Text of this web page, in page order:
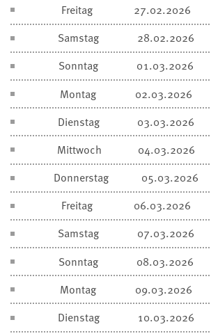
Freitag
27.02.2026
Samstag
28.02.2026
Sonntag
01.03.2026
Montag
02.03.2026
Dienstag
03.03.2026
Mittwoch
04.03.2026
Donnerstag
05.03.2026
Freitag
06.03.2026
Samstag
07.03.2026
Sonntag
08.03.2026
Montag
09.03.2026
Dienstag
10.03.2026